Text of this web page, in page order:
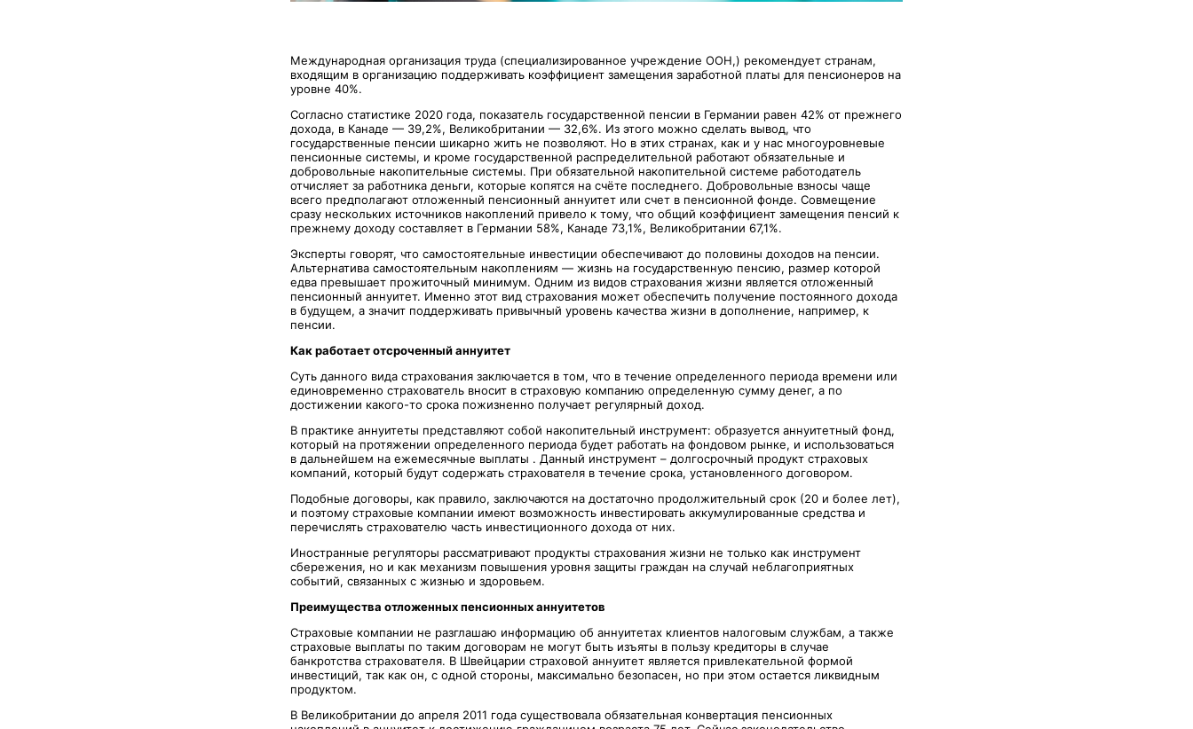
Международная организация труда (специализированное учреждение ООН,) рекомендует странам,
входящим в организацию поддерживать коэффициент замещения заработной платы для пенсионеров на
уровне 40%.
Согласно статистике 2020 года, показатель государственной пенсии в Германии равен 42% от прежнего
дохода, в Канаде — 39,2%, Великобритании — 32,6%. Из этого можно сделать вывод, что
государственные пенсии шикарно жить не позволяют. Но в этих странах, как и у нас многоуровневые
пенсионные системы, и кроме государственной распределительной работают обязательные и
добровольные накопительные системы. При обязательной накопительной системе работодатель
отчисляет за работника деньги, которые копятся на счёте последнего. Добровольные взносы чаще
всего предполагают отложенный пенсионный аннуитет или счет в пенсионной фонде. Совмещение
сразу нескольких источников накоплений привело к тому, что общий коэффициент замещения пенсий к
прежнему доходу составляет в Германии 58%, Канаде 73,1%, Великобритании 67,1%.
Эксперты говорят, что самостоятельные инвестиции обеспечивают до половины доходов на пенсии.
Альтернатива самостоятельным накоплениям — жизнь на государственную пенсию, размер которой
едва превышает прожиточный минимум. Одним из видов страхования жизни является отложенный
пенсионный аннуитет. Именно этот вид страхования может обеспечить получение постоянного дохода
в будущем, а значит поддерживать привычный уровень качества жизни в дополнение, например, к
пенсии.
Как работает отсроченный аннуитет
Суть данного вида страхования заключается в том, что в течение определенного периода времени или
единовременно страхователь вносит в страховую компанию определенную сумму денег, а по
достижении какого-то срока пожизненно получает регулярный доход.
В практике аннуитеты представляют собой накопительный инструмент: образуется аннуитетный фонд,
который на протяжении определенного периода будет работать на фондовом рынке, и использоваться
в дальнейшем на ежемесячные выплаты . Данный инструмент – долгосрочный продукт страховых
компаний, который будут содержать страхователя в течение срока, установленного договором.
Подобные договоры, как правило, заключаются на достаточно продолжительный срок (20 и более лет),
и поэтому страховые компании имеют возможность инвестировать аккумулированные средства и
перечислять страхователю часть инвестиционного дохода от них.
Иностранные регуляторы рассматривают продукты страхования жизни не только как инструмент
сбережения, но и как механизм повышения уровня защиты граждан на случай неблагоприятных
событий, связанных с жизнью и здоровьем.
Преимущества отложенных пенсионных аннуитетов
Страховые компании не разглашаю информацию об аннуитетах клиентов налоговым службам, а также
страховые выплаты по таким договорам не могут быть изъяты в пользу кредиторы в случае
банкротства страхователя. В Швейцарии страховой аннуитет является привлекательной формой
инвестиций, так как он, с одной стороны, максимально безопасен, но при этом остается ликвидным
продуктом.
В Великобритании до апреля 2011 года существовала обязательная конвертация пенсионных